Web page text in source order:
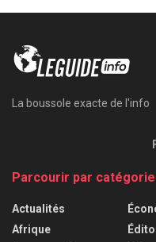
La boussole exacte de l'info
Parcourir par catégorie
Actualités
Afrique